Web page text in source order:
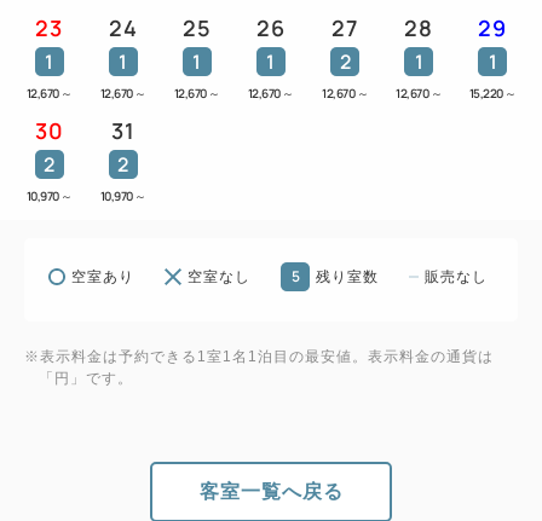
23
1
12,670 ～
24
1
12,670 ～
25
1
12,670 ～
26
1
12,670 ～
27
2
12,670 ～
28
1
12,670 ～
29
1
15,220 ～
30
2
10,970 ～
31
2
10,970 ～
空室あり 空室なし 5 残り室数 販売なし
※表示料金は予約できる1室1名1泊目の最安値。表示料金の通貨は
「円」です。
客室一覧へ戻る